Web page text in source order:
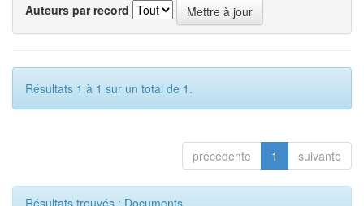
Auteurs par record
Résultats 1 à 1 sur un total de 1.
précédente 1 suivante
Résultats trouvés : Documents